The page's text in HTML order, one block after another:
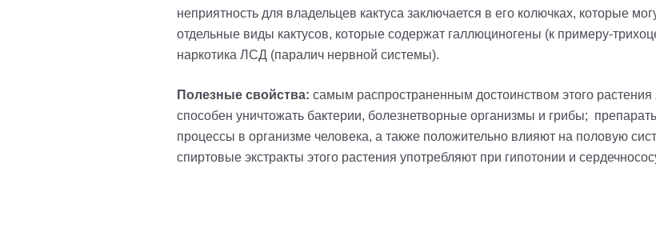
неприятность для владельцев кактуса заключается в его колючках, которые
отдельные виды кактусов, которые содержат галлюциногены (к примеру-т
наркотика ЛСД (паралич нервной системы).
Полезные свойства: самым распространенным достоинством этого растения
способен уничтожать бактерии, болезнетворные организмы и грибы;
процессы в организме человека, а также положительно влияют на половую
спиртовые экстракты этого растения употребляют при гипотонии и